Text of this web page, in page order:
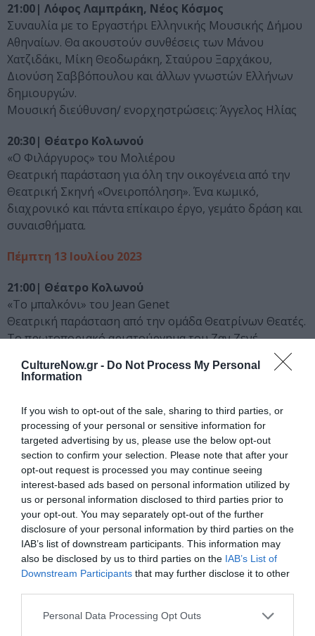
CultureNow.gr - Do Not Process My Personal
Information
If you wish to opt-out of the sale, sharing to third parties, or
processing of your personal or sensitive information for
targeted advertising by us, please use the below opt-out
section to confirm your selection. Please note that after your
opt-out request is processed you may continue seeing
interest-based ads based on personal information utilized by
us or personal information disclosed to third parties prior to
your opt-out. You may separately opt-out of the further
disclosure of your personal information by third parties on the
IAB’s list of downstream participants. This information may
also be disclosed by us to third parties on the IAB’s List of
Downstream Participants that may further disclose it to other
Personal Data Processing Opt Outs
21:00| Λόφος Λαμπράκη, Νέος Κόσμος
Συναυλία με το Εργαστήρι Ελληνικής Μουσικής Δήμου
Αθηναίων. Θα ακουστούν συνθέσεις των Μάνου
Χατζιδάκι, Μίκη Θεοδωράκη, Σταύρου Ξαρχάκου,
Διονύση Σαββόπουλου και άλλων γνωστών Ελλήνων
δημιουργών.
Μουσική διεύθυνση/ ενορχηστρώσεις: Άγγελος Ηλίας
20:30| Θέατρο Κολωνού
«Ο Φιλάργυρος» του Μολιέρου
Θεατρική παράσταση για όλη την οικογένεια από την
Θεατρική Σκηνή «Ονειροπόληση». Ένα κωμικό,
διαχρονικό και πάντα επίκαιρο έργο, γεμάτο δράση και
συναισθήματα.
Πέμπτη 13 Ιουλίου 2023
21:00| Θέατρο Κολωνού
«Το μπαλκόνι» του Jean Genet
Θεατρική παράσταση από την ομάδα Θεατρίνων Θεατές.
Το πρωτοποριακό αριστούργημα του Ζαν Ζενέ
αναδημιουργείται από την Λεία Βιτάλη, σε σκηνοθεσία
Γιώργου Λιβανού.
“80’s-90’s party”
Συναυλία με τους Κώστα Μπίγαλη και Πωλίνα. Οι
αγαπημένοι μας τραγουδιστές θα μας ξεσηκώσουν σε
ένα ατελείωτο χορευτικό πάρτι.
Παρασκευή 14 Ιουλίου 2023
20:30| Θέατρο Κολωνού
«Το αγόρι με τη βαλίτσα» του Μάικ Κέννυ
Θεατρική παράσταση για όλη την οικογένεια σε
σκηνοθεσία Αλέξανδρου Κοέν.
χιούμορ και ποίηση, το μεγάλο πρόβλημα της